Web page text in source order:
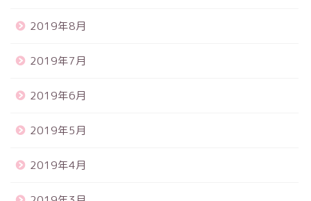
2019年8月
2019年7月
2019年6月
2019年5月
2019年4月